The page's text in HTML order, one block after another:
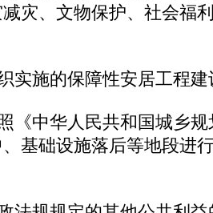
灾、文物保护、社会福
施的保障性安居工程
中华人民共和国城乡规
基础设施落后等地段进